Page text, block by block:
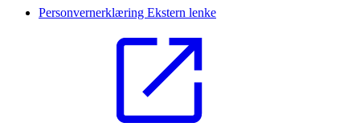
Personvernerklæring Ekstern lenke